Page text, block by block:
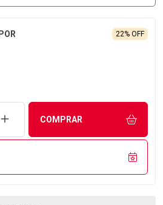
22% OFF
AUMENTAR UMA UNIDADE
COMPRAR